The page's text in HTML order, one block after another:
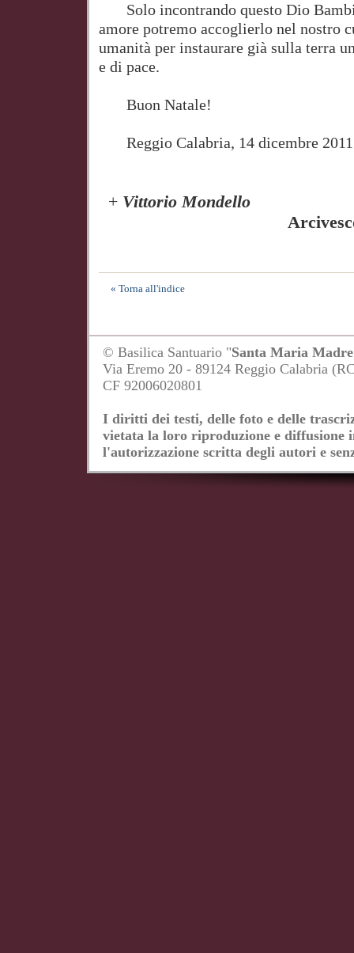
Solo incontrando questo Dio
amore potremo accoglierlo nel nostro
umanità per instaurare già sulla terra
e di pace.
Buon Natale!
Reggio Calabria, 14 dicembre
+ Vittorio Mondello
Arcivescovo
« Torna all'indice
© Basilica Santuario "Santa Maria
Via Eremo 20 - 89124 Reggio Calabria
CF 92006020801
I diritti dei testi, delle foto e delle
vietata la loro riproduzione e diffusione
l'autorizzazione scritta degli autori e